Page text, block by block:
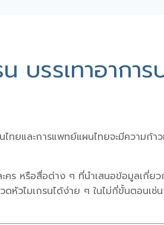
น บรรเทาอาก
ไทยและการแพทย์แผนไทยจะมีความ
คร หรือสื่อต่าง ๆ ที่นำเสนอข้อมูลเกี่ย
หัวไมเกรนได้ง่าย ๆ ในไม่กี่ขั้นตอนเช่